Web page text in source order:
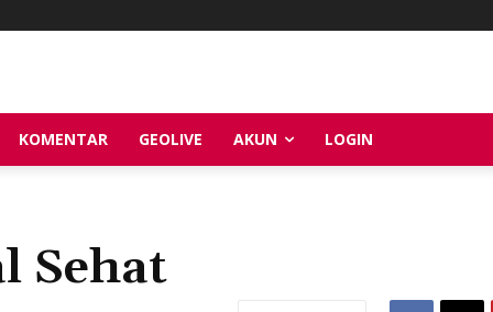
KOMENTAR GEOLIVE AKUN LOGIN
Sehat